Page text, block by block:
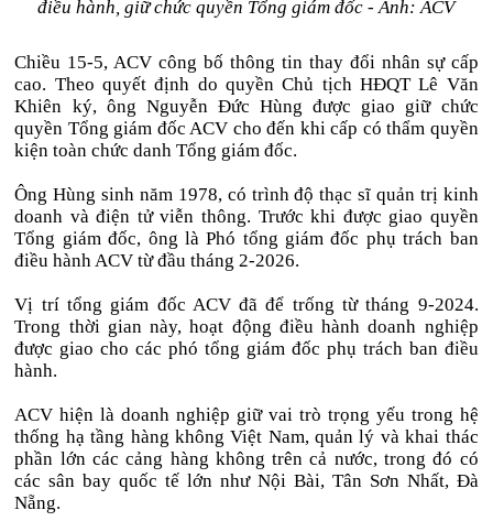
điều hành, giữ chức quyền Tổng giám đốc - Ảnh: ACV
Chiều 15-5, ACV công bố thông tin thay đổi nhân sự cấp
cao. Theo quyết định do quyền Chủ tịch HĐQT Lê Văn
Khiên ký, ông Nguyễn Đức Hùng được giao giữ chức
quyền Tổng giám đốc ACV cho đến khi cấp có thẩm quyền
kiện toàn chức danh Tổng giám đốc.
Ông Hùng sinh năm 1978, có trình độ thạc sĩ quản trị kinh
doanh và điện tử viễn thông. Trước khi được giao quyền
Tổng giám đốc, ông là Phó tổng giám đốc phụ trách ban
điều hành ACV từ đầu tháng 2-2026.
Vị trí tổng giám đốc ACV đã để trống từ tháng 9-2024.
Trong thời gian này, hoạt động điều hành doanh nghiệp
được giao cho các phó tổng giám đốc phụ trách ban điều
hành.
ACV hiện là doanh nghiệp giữ vai trò trọng yếu trong hệ
thống hạ tầng hàng không Việt Nam, quản lý và khai thác
phần lớn các cảng hàng không trên cả nước, trong đó có
các sân bay quốc tế lớn như Nội Bài, Tân Sơn Nhất, Đà
Nẵng.